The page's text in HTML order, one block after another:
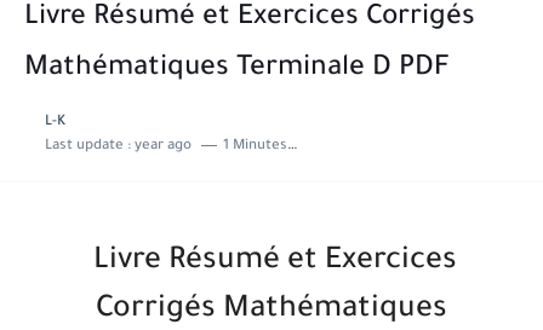
Livre Résumé et Exercices Corrigés
Mathématiques Terminale D PDF
L-K
Last update : year ago 1 Minutes to read
Livre Résumé et Exercices
Corrigés Mathématiques